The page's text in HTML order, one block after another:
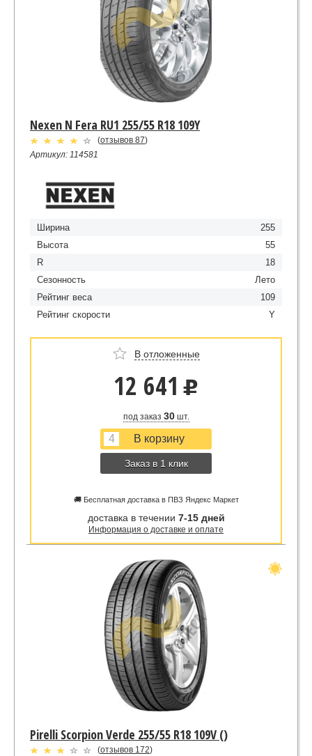
Nexen N Fera RU1 255/55 R18 109Y
(отзывов 87)
Артикул: 114581
Ширина
255
Высота
55
R
18
Сезонность
Лето
Рейтинг веса
109
Рейтинг скорости
Y
В отложенные
12 641 u
под заказ 30шт.
Заказ в 1 клик
🚚 Бесплатная доставка в ПВЗ Яндекс Маркет
доставка в течении 7-15 дней
Информация о доставке и оплате
Pirelli Scorpion Verde 255/55 R18 109V ()
(отзывов 172)